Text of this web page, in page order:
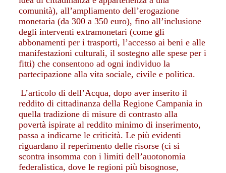
comunità), all’ampliamento dell’erogazione
monetaria (da 300 a 350 euro), fino all’inclusione
degli interventi extramonetari (come gli
abbonamenti per i trasporti, l’accesso ai beni e alle
manifestazioni culturali, il sostegno alle spese per i
fitti) checonsentono ad ogni individuo la
partecipazione alla vita sociale, civile e politica.
L’articolo di dell’Acqua, dopo aver inserito il
reddito di cittadinanza della Regione Campania in
quella tradizione di misure di contrasto alla
povertà ispirate al reddito minimo di inserimento,
passa a indicarne le criticità. Le più evidenti
riguardano il reperimento delle risorse (ci si
scontra insomma con i limiti dell’auotonomia
federalistica, dove le regioni più bisognose,